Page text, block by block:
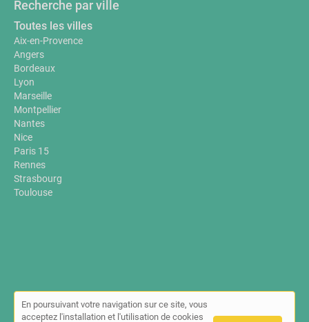
Recherche par ville
Toutes les villes
Aix-en-Provence
Angers
Bordeaux
Lyon
Marseille
Montpellier
Nantes
Nice
Paris 15
Rennes
Strasbourg
Toulouse
© Annuaire-sante-bien-etre.fr 2026 |Plan du site
En poursuivant votre navigation sur ce site, vous
acceptez l'installation et l'utilisation de cookies